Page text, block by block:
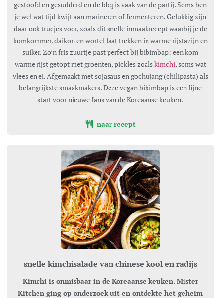
gestoofd en gesudderd en de bbq is vaak van de partij. Soms ben
je wel wat tijd kwijt aan marineren of fermenteren. Gelukkig zijn
daar ook trucjes voor, zoals dit snelle inmaakrecept waarbij je de
komkommer, daikon en wortel laat trekken in warme rijstazijn en
suiker. Zo’n fris zuurtje past perfect bij bibimbap: een kom
warme rijst getopt met groenten, pickles zoalskimchi, soms wat
vlees en ei. Afgemaakt met sojasaus en gochujang (chilipasta) als
belangrijkste smaakmakers. Deze vegan bibimbap is een fijne
start voor nieuwe fans van de Koreaanse keuken.
naar recept
snelle kimchisalade van chinese kool en radijs
Kimchi is onmisbaar in de Koreaanse keuken. Mister
Kitchen ging op onderzoek uit en ontdekte het geheim